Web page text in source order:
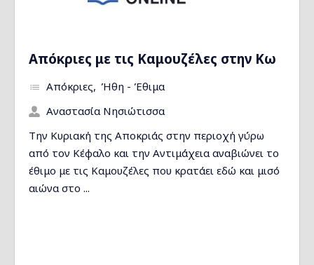
Απόκριες με τις Καμουζέλες στην Κω
Απόκριες Ήθη - Έθιμα
Αναστασία Νησιώτισσα
Την Κυριακή της Αποκριάς στην περιοχή γύρω
από τον Κέφαλο και την Αντιμάχεια αναβιώνει το
έθιμο με τις Καμουζέλες που κρατάει εδώ και μισό
αιώνα στο ...